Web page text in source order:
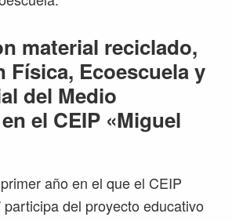
material reciclado,
Física, Ecoescuela y
del Medio
el CEIP «Miguel
año en el que el CEIP
participa del proyecto educativo